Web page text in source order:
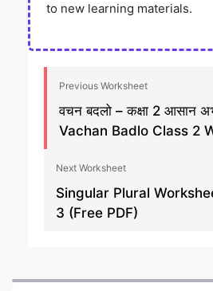
to new learning materials.
Previous Worksheet
वचन बदलो – कक्षा 2 आसान
Vachan Badlo Class 2
Next Worksheet
Singular Plural
3 (Free PDF)